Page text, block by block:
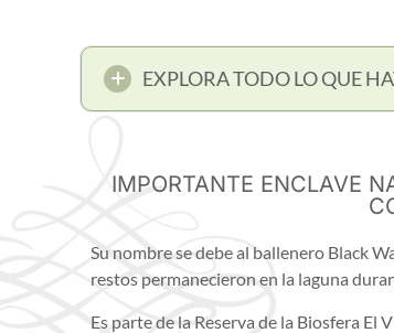
EXPLORA TODO LO QUE
IMPORTANTE ENCLAVE
Su nombre se debe al ballenero Black
restos permanecieron en la laguna
Es parte de la Reserva de la Biosfera